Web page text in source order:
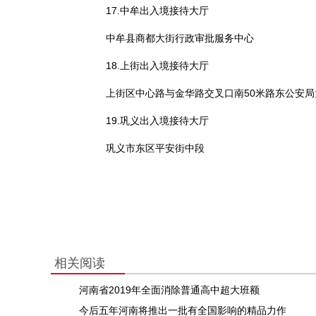
17.中牟出入境接待大厅
中牟县商都大街行政审批服务中心
18.上街出入境接待大厅
上街区中心路与金华路交叉口南50米路东公安局
19.巩义出入境接待大厅
巩义市东区平安街中段
相关阅读
河南省2019年全面消除普通高中超大班额
今后五年河南将推出一批有全国影响的精品力作